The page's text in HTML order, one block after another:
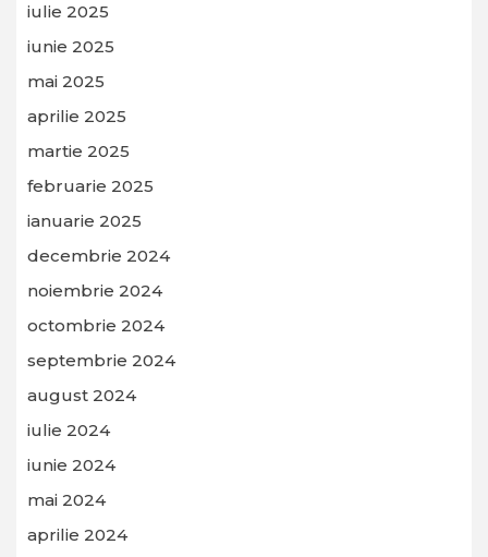
iulie 2025
iunie 2025
mai 2025
aprilie 2025
martie 2025
februarie 2025
ianuarie 2025
decembrie 2024
noiembrie 2024
octombrie 2024
septembrie 2024
august 2024
iulie 2024
iunie 2024
mai 2024
aprilie 2024